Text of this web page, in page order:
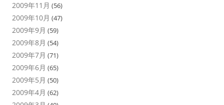
2009年11月 (56)
2009年10月 (47)
2009年9月 (59)
2009年8月 (54)
2009年7月 (71)
2009年6月 (65)
2009年5月 (50)
2009年4月 (62)